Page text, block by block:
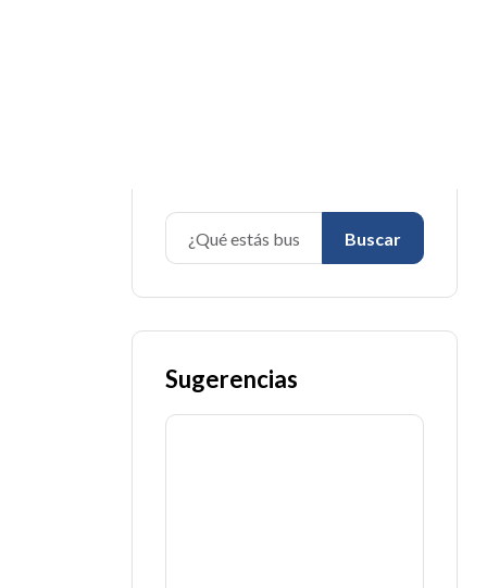
Buscar
Sugerencias